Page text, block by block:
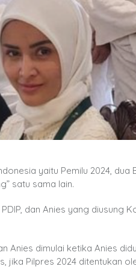
yaitu Pemilu 2024,
satu sama lain.
dan Anies yang diusung
Anies dimulai ketika Anies
jika Pilpres 2024 ditentukan